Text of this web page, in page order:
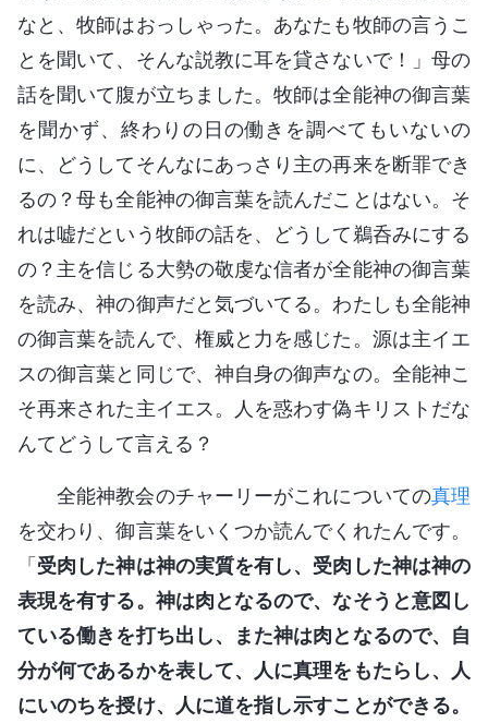
なと、牧師はおっしゃった。あなたも牧師の言うこ
とを聞いて、そんな説教に耳を貸さないで！」母の
話を聞いて腹が立ちました。牧師は全能神の御言葉
を聞かず、終わりの日の働きを調べてもいないの
に、どうしてそんなにあっさり主の再来を断罪でき
るの？母も全能神の御言葉を読んだことはない。そ
れは嘘だという牧師の話を、どうして鵜呑みにする
の？主を信じる大勢の敬虔な信者が全能神の御言葉
を読み、神の御声だと気づいてる。わたしも全能神
の御言葉を読んで、権威と力を感じた。源は主イエ
スの御言葉と同じで、神自身の御声なの。全能神こ
そ再来された主イエス。人を惑わす偽キリストだな
んてどうして言える？
全能神教会のチャーリーがこれについての真理
を交わり、御言葉をいくつか読んでくれたんです。
「受肉した神は神の実質を有し、受肉した神は神の
表現を有する。神は肉となるので、なそうと意図し
ている働きを打ち出し、また神は肉となるので、自
分が何であるかを表して、人に真理をもたらし、人
にいのちを授け、人に道を指し示すことができる。